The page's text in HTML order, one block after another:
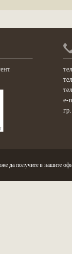
e-
да получите в нашите